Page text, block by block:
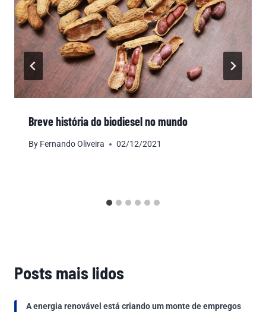
Breve história do biodiesel no mundo
By Fernando Oliveira 02/12/2021
Posts mais lidos
A energia renovável está criando um monte de empregos